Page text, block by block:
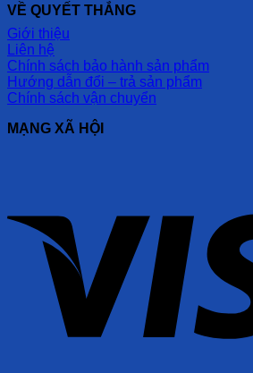
VỀ QUYẾT THẮNG
Giới thiệu
Liên hệ
Chính sách bảo hành sản phẩm
Hướng dẫn đổi – trả sản phẩm
Chính sách vận chuyển
MẠNG XÃ HỘI